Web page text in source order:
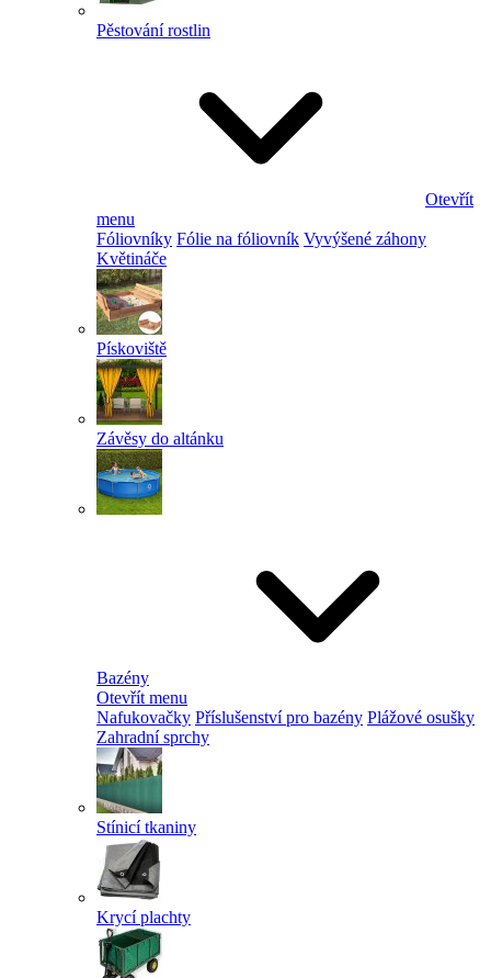
Pěstování rostlin
Otevřít
menu
Fóliovníky Fólie na fóliovník Vyvýšené záhony
Květináče
Pískoviště
Závěsy do altánku
Bazény
Otevřít menu
Nafukovačky Příslušenství pro bazény Plážové osušky
Zahradní sprchy
Stínicí tkaniny
Krycí plachty